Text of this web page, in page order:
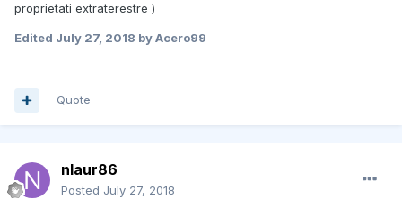
proprietati extraterestre )
Edited July 27, 2018 by Acero99
Quote
nlaur86
Posted July 27, 2018